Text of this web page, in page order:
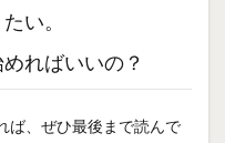
い。
ればいいの？
ば、ぜひ最後まで読んで